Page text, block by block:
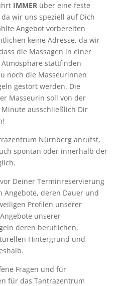
IMMERüber eine feste
wir uns speziell auf Dich
Angebot vorbereiten
keine Adresse, da wir
die Massagen in einer
stattfinden
noch die Masseurinnen
gestört werden. Die
Masseurin soll von der
ausschließlich Dir
Nürnberg anrufst,
spontan oder innerhalb der
Deiner Terminreservierung
deren Dauer und
Profilen unserer
unserer
deren beruflichen,
Hintergrund und
Fragen und für
für das Tantrazentrum